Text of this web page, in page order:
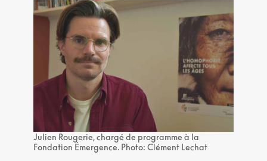
Julien Rougerie, chargé de programme à la
Fondation Émergence. Photo: Clément Lechat